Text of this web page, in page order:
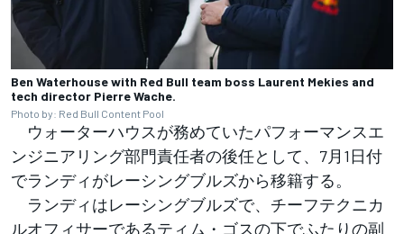
Ben Waterhouse with Red Bull team boss Laurent Mekies and
tech director Pierre Wache.
Photo by: Red Bull Content Pool
ウォーターハウスが務めていたパフォーマンスエ
ンジニアリング部門責任者の後任として、7月1日付
でランディがレーシングブルズから移籍する。
ランディはレーシングブルズで、チーフテクニカ
ルオフィサーであるティム・ゴスの下でふたりの副